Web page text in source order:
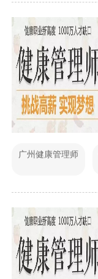
广州健康管理师